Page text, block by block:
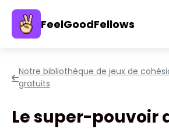
FeelGoodFellows
Notre bibliothèque de jeux de
gratuits
Le super-pouvoir